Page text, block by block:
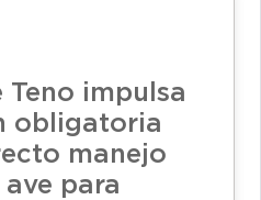
Teno impulsa
obligatoria
manejo
para